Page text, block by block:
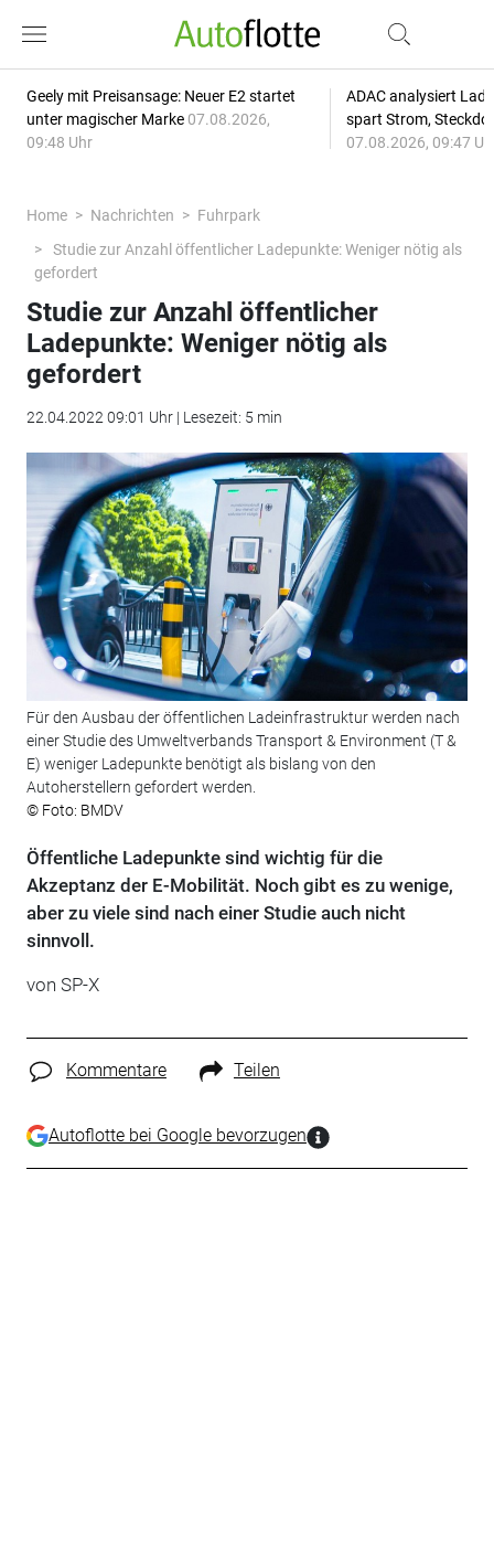
Geely mit Preisansage: Neuer E2 startet
unter magischer Marke 07.08.2026,
09:48 Uhr
ADAC analysiert
spart Strom,
07.08.2026, 09:47
Home Nachrichten
Fuhrpark
Studie zur Anzahl öffentlicher Ladepunkte: Weniger nötig als
gefordert
Studie zur Anzahl öffentlicher
Ladepunkte: Weniger nötig als
gefordert
22.04.2022 09:01 Uhr | Lesezeit: 5 min
Für den Ausbau der öffentlichen Ladeinfrastruktur werden nach
einer Studie des Umweltverbands Transport & Environment (T &
E) weniger Ladepunkte benötigt als bislang von den
Autoherstellern gefordert werden.
© Foto: BMDV
Öffentliche Ladepunkte sind wichtig für die
Akzeptanz der E-Mobilität. Noch gibt es zu wenige,
aber zu viele sind nach einer Studie auch nicht
sinnvoll.
von SP-X
Kommentare Teilen
Autoflotte bei Google bevorzugen